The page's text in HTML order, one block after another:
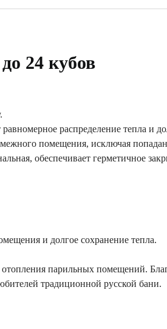
24 кубов
распределение тепла и
помещения, исключая
обеспечивает герметичное
и долгое сохранение тепла.
парильных помещений.
традиционной русской бани.